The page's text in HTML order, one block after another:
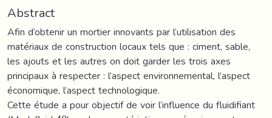
Abstract
Afin d’obtenir un mortier innovants par l’utilisation des
matériaux de construction locaux tels que : ciment, sable,
les ajouts et les autres on doit garder les trois axes
principaux à respecter : l’aspect environnemental, l’aspect
économique, l’aspect technologique.
Cette étude a pour objectif de voir l’influence du fluidifiant